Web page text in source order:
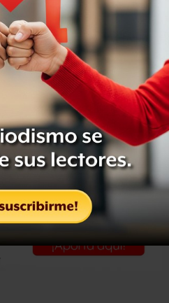
exactamente la misma.No es
Es una realidad que
es un proceso muy
que actuar contra los
el experto a la agencia.